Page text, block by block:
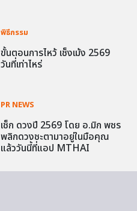
พิธีกรรม
ขั้นตอนการไหว้ เช็งเม้ง 2569
วันที่เท่าไหร่
PR NEWS
เช็ก ดวงปี 2569 โดย อ.มิก พชร
พลิกดวงชะตามาอยู่ในมือคุณ
แล้ววันนี้ที่แอป MTHAI